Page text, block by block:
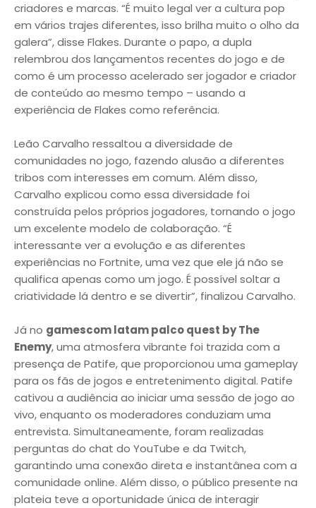
criadores e marcas. “É muito legal ver a cultura pop
em vários trajes diferentes, isso brilha muito o olho da
galera”, disse Flakes. Durante o papo, a dupla
relembrou dos lançamentos recentes do jogo e de
como é um processo acelerado ser jogador e criador
de conteúdo ao mesmo tempo – usando a
experiência de Flakes como referência.
Leão Carvalho ressaltou a diversidade de
comunidades no jogo, fazendo alusão a diferentes
tribos com interesses em comum. Além disso,
Carvalho explicou como essa diversidade foi
construída pelos próprios jogadores, tornando o jogo
um excelente modelo de colaboração. “É
interessante ver a evolução e as diferentes
experiências no Fortnite, uma vez que ele já não se
qualifica apenas como um jogo. É possível soltar a
criatividade lá dentro e se divertir”, finalizou Carvalho.
Já no gamescom latam palco quest by The
Enemy, uma atmosfera vibrante foi trazida com a
presença de Patife, que proporcionou uma gameplay
para os fãs de jogos e entretenimento digital. Patife
cativou a audiência ao iniciar uma sessão de jogo ao
vivo, enquanto os moderadores conduziam uma
entrevista. Simultaneamente, foram realizadas
perguntas do chat do YouTube e da Twitch,
garantindo uma conexão direta e instantânea com a
comunidade online. Além disso, o público presente na
plateia teve a oportunidade única de interagir